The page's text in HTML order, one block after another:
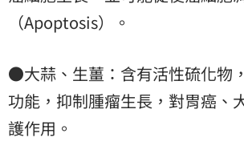
（Apoptosis）。
●大蒜、生薑：含有活性硫化物
功能，抑制腫瘤生長，對胃癌、
護作用。